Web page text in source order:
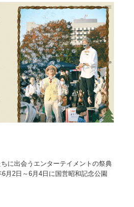
に出会うエンターテイメントの祭典
6月2日～6月4日に国営昭和記念公園